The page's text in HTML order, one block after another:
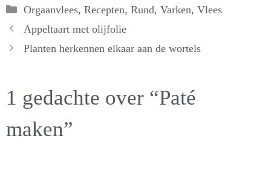
Categorieën
Orgaanvlees, Recepten, Rund, Varken, Vlees
Appeltaart met olijfolie
Planten herkennen elkaar aan de wortels
1 gedachte over “Paté
maken”